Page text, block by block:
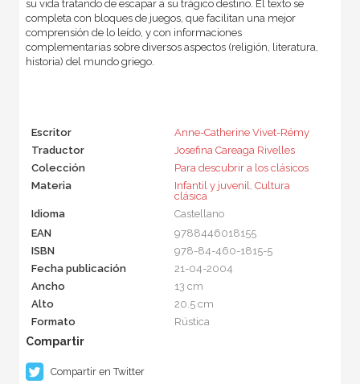
su vida tratando de escapar a su trágico destino. El texto se
completa con bloques de juegos, que facilitan una mejor
comprensión de lo leído, y con informaciones
complementarias sobre diversos aspectos (religión, literatura,
historia) del mundo griego.
Escritor
Anne-Catherine Vivet-Rémy
Traductor
Josefina Careaga Rivelles
Colección
Para descubrir a los clásicos
Materia
Infantil y juvenil, Cultura
clásica
Idioma
Castellano
EAN
9788446018155
ISBN
978-84-460-1815-5
Fecha publicación
21-04-2004
Ancho
13 cm
Alto
20.5 cm
Formato
Rústica
Compartir en Twitter